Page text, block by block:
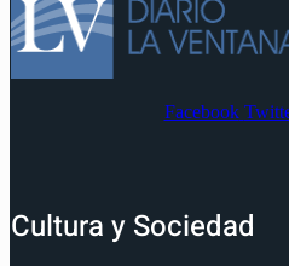
Facebook
Cultura y Sociedad